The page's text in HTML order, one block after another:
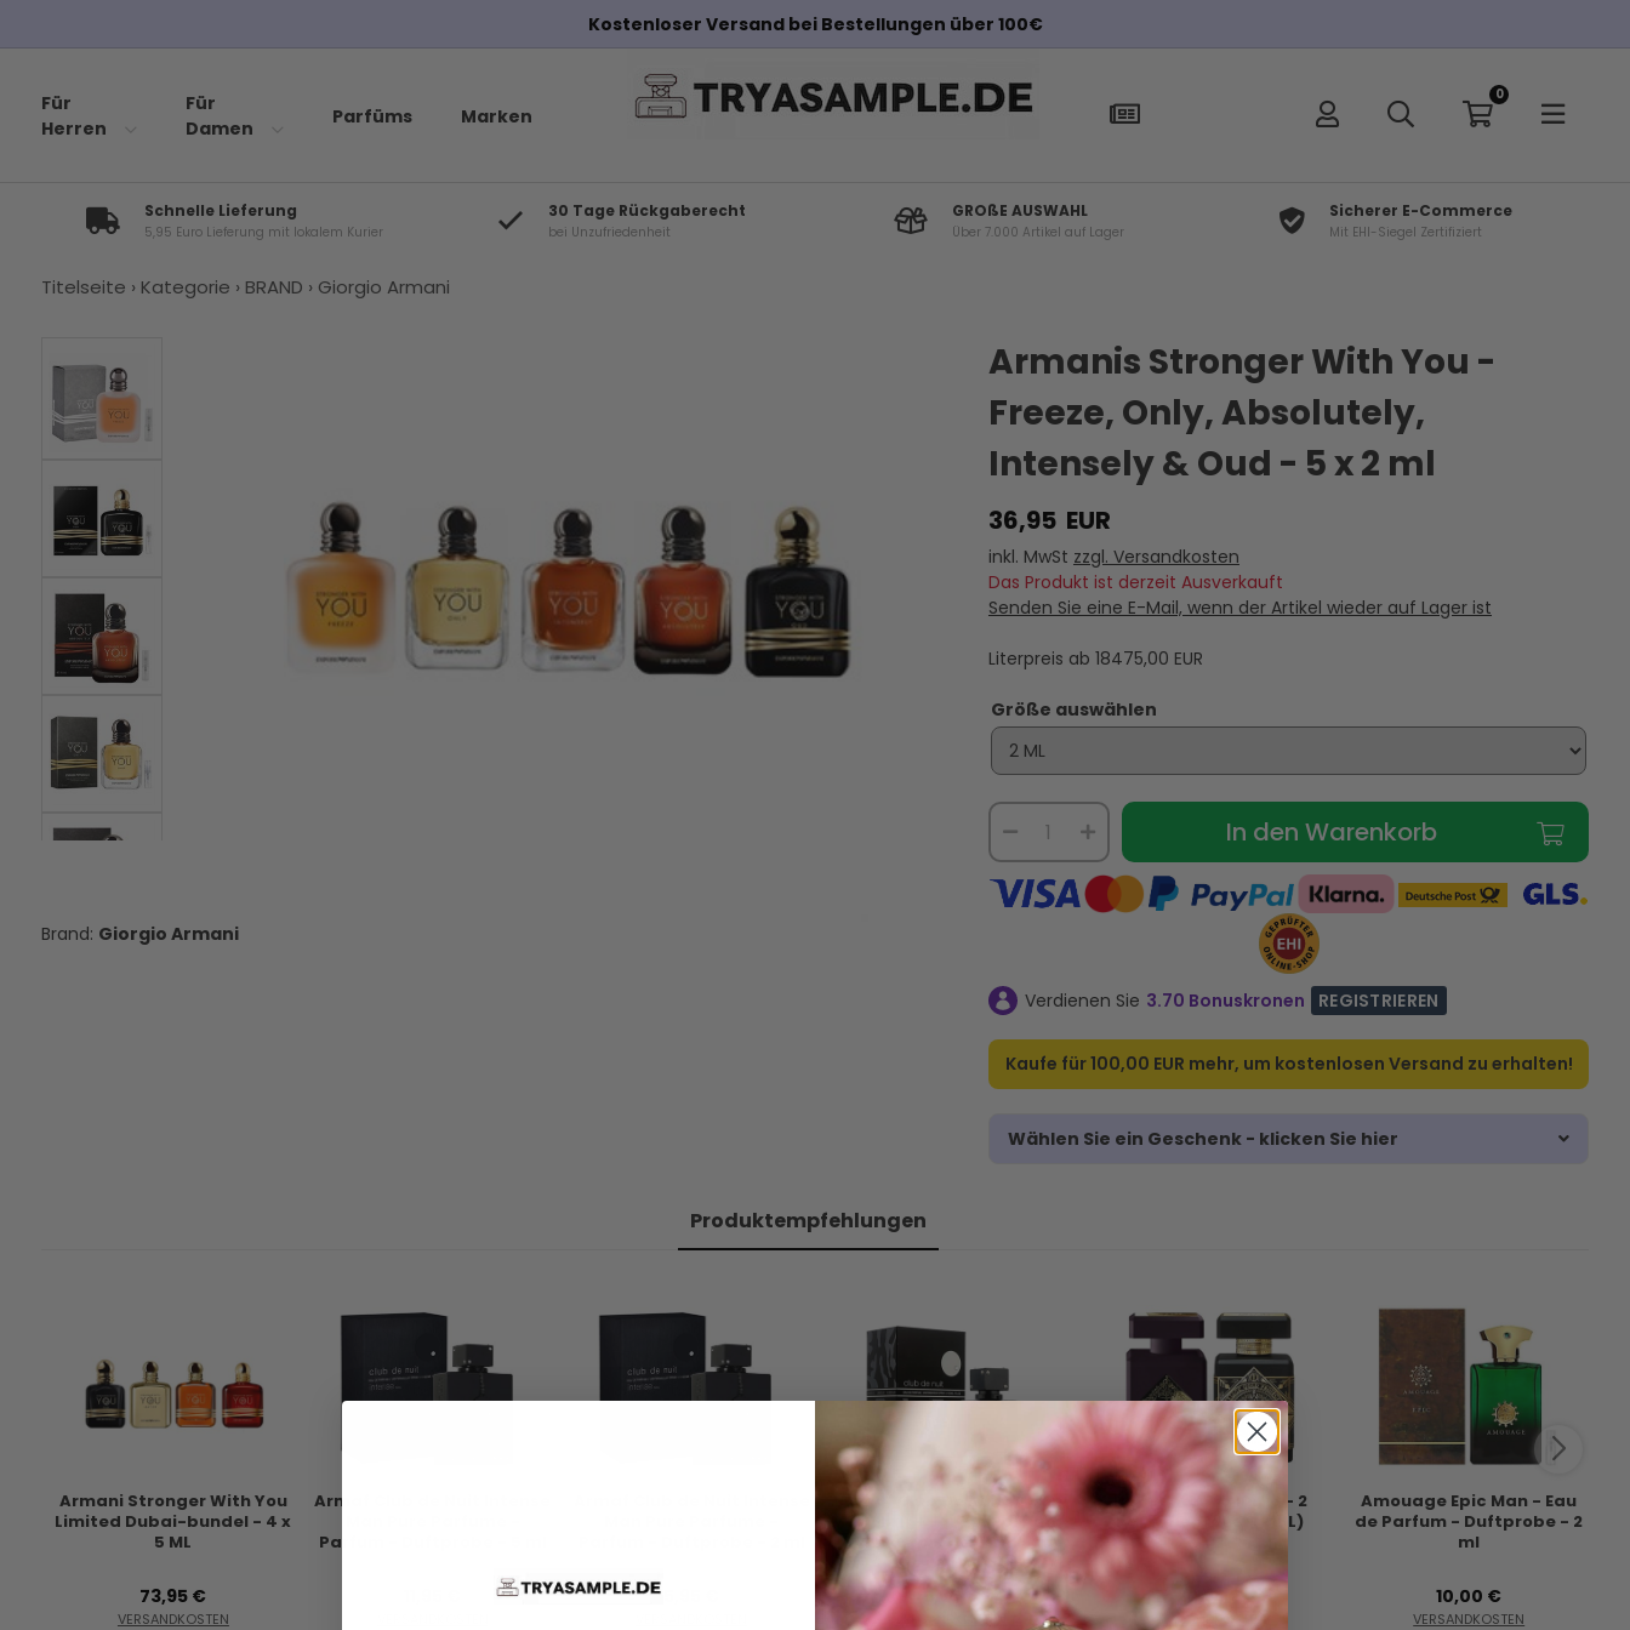
Kostenloser Versand bei Bestellungen über 100€
Für
Herren
Für
Damen
Parfüms Marken
0
Schnelle Lieferung
5,95 Euro Lieferung mit lokalem Kurier
30 Tage Rückgaberecht
bei Unzufriedenheit
GROßE AUSWAHL
Über 7.000 Artikel auf Lager
Sicherer E-Commerce
Mit EHI-Siegel Zertifiziert
Tom Ford Herbstpaket - 3 x 2 ml
Dior Sauvage - Elixir - Duftprobe -
2 ml
11,95 €
VERSANDKOSTEN
Am besten bewertete Lattafa-
Parfums - 4 Duftprobe (2 ML)
29,95 €
VERSANDKOSTEN
Armani Stronger With You Limited
Dubai - 4 x 2 ML
VERSANDKOSTEN
Titelseite › Kategorie › BRAND › Giorgio Armani
Giorgio Armani
Armanis Stronger With You -
Freeze, Only, Absolutely,
Intensely & Oud - 5 x 2 ml
36,95EUR
inkl. MwSt zzgl. Versandkosten
Das Produkt ist derzeit Ausverkauft
Senden Sie eine E-Mail, wenn der Artikel wieder auf Lager ist
Literpreis ab 18475,00 EUR
Größe auswählen
In den Warenkorb
Verdienen Sie 3.70 Bonuskronen REGISTRIEREN
Kaufe für100,00 EUR mehr, um kostenlosen Versand zu erhalten!
Wählen Sie ein Geschenk - klicken Sie hier
Produktempfehlungen
Armani Stronger With You
Limited Dubai-bundel - 4 x
5 ML
73,95 €
VERSANDKOSTEN
Armaf Club de Nuit Intense
Parfum - Duftprobe - 5 ml
Armaf Club De Nuit Urban
Man Elixir - Eau de Parfum -
Duftprobe - 2 ml
5,95 €
VERSANDKOSTEN
Det Beste Fra Initio - 2
Parfymeprøver (2 ML)
22,95 €
VERSANDKOSTEN
Amouage Epic Man - Eau
de Parfum - Duftprobe - 2
ml
10,00 €
VERSANDKOSTEN